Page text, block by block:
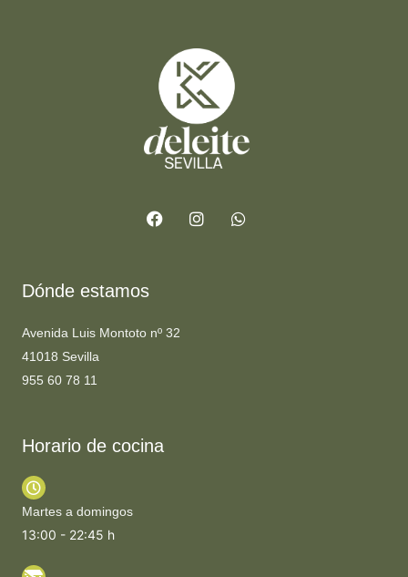
a
c
n
s
h
a
Dónde estamos
Avenida Luis Montoto nº 32
41018 Sevilla
955 60 78 11
Horario de cocina
Martes a domingos
13:00 - 22:45 h